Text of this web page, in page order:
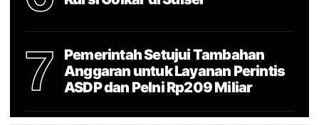
7
Pemerintah Setujui Tambahan
Anggaran untuk Layanan Perintis
ASDP dan Pelni Rp209 Miliar